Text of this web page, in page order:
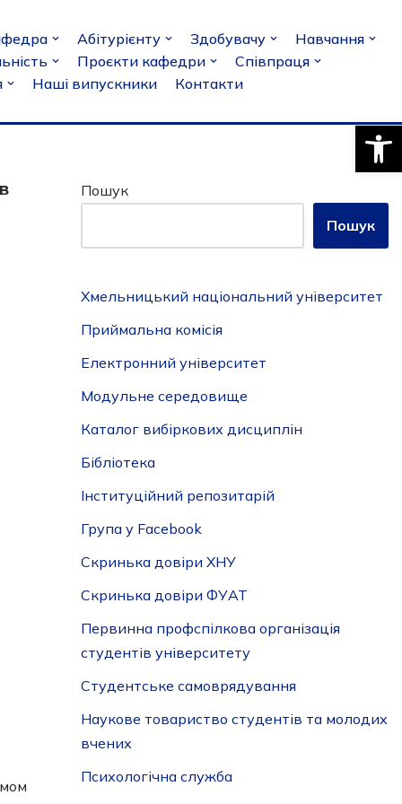
Абітурієнту Здобувачу
Навчання
Проєкти кафедри
Співпраця
Наші випускники Контакти
Пошук
Пошук
Хмельницький національний університет
Приймальна комісія
Електронний університет
Модульне середовище
Каталог вибіркових дисциплін
Бібліотека
Інституційний репозитарій
Група у Facebook
Скринька довіри ХНУ
Скринька довіри ФУАТ
Первинна профспілкова організація
студентів університету
Студентське самоврядування
Наукове товариство студентів та молодих
вчених
Психологічна служба